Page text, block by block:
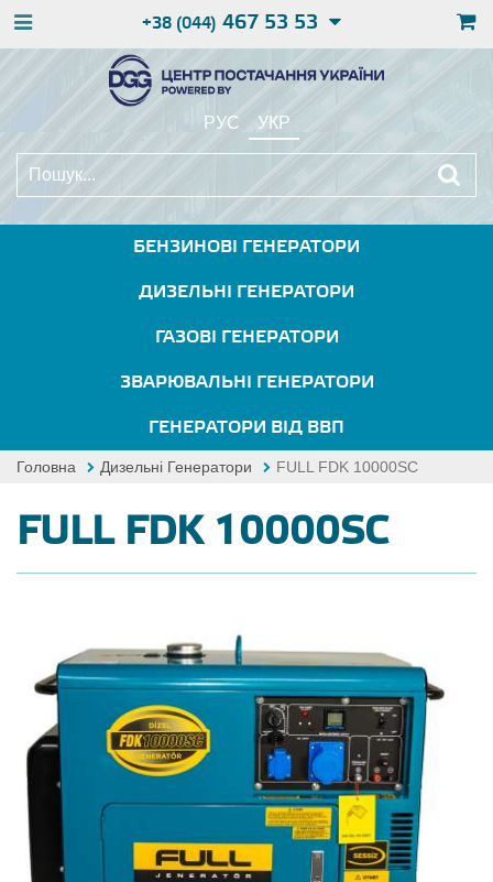
+38 (044) 467 53 53
РУС УКР
БЕНЗИНОВІ ГЕНЕРАТОРИ
ДИЗЕЛЬНІ ГЕНЕРАТОРИ
ГАЗОВІ ГЕНЕРАТОРИ
ЗВАРЮВАЛЬНІ ГЕНЕРАТОРИ
ГЕНЕРАТОРИ ВІД ВВП
Головна Дизельні Генератори FULL FDK 10000SC
FULL FDK 10000SC